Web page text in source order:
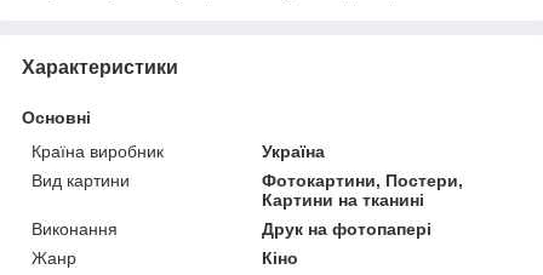
Характеристики
Основні
Країна виробник
Україна
Вид картини
Фотокартини, Постери,
Картини на тканині
Виконання
Друк на фотопапері
Жанр
Кіно